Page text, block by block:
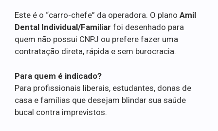
Este é o “carro-chefe” da operadora. O plano Amil
Dental Individual/Familiar foi desenhado para
quem não possui CNPJ ou prefere fazer uma
contratação direta, rápida e sem burocracia.
Para quem é indicado?
Para profissionais liberais, estudantes, donas de
casa e famílias que desejam blindar sua saúde
bucal contra imprevistos.